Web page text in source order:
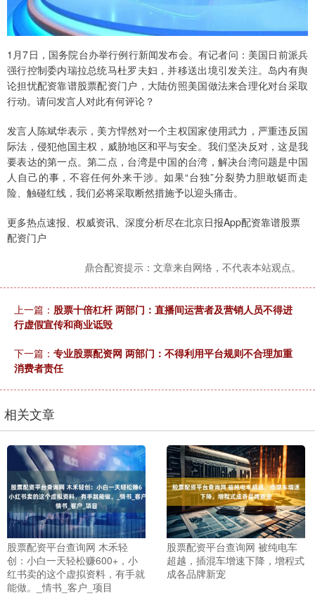
1月7日，国务院台办举行例行新闻发布会。有记者问：美国日前派兵
强行控制委内瑞拉总统马杜罗夫妇，并移送出境引发关注。岛内有舆
论担忧配资靠谱股票配资门户，大陆仿照美国做法来合理化对台采取
行动。请问发言人对此有何评论？
发言人陈斌华表示，美方悍然对一个主权国家使用武力，严重违反国
际法，侵犯他国主权，威胁地区和平与安全。我们坚决反对，这是我
要表达的第一点。第二点，台湾是中国的台湾，解决台湾问题是中国
人自己的事，不容任何外来干涉。如果“台独”分裂势力胆敢铤而走
险、触碰红线，我们必将采取断然措施予以迎头痛击。
更多热点速报、权威资讯、深度分析尽在北京日报App配资靠谱股票
配资门户
鼎合配资提示：文章来自网络，不代表本站观点。
上一篇： 股票十倍杠杆 两部门：直播间运营者及营销人员不得进
行虚假宣传和商业诋毁
下一篇： 专业股票配资网 两部门：不得利用平台规则不合理加重
消费者责任
相关文章
股票配资平台查询网 木禾轻
创：小白一天轻松赚600+，小
红书卖的这个虚拟资料，有手就
能做。_情书_客户_项目
股票配资平台查询网 被纯电车
超越，插混车增速下降，增程式
成各品牌新宠